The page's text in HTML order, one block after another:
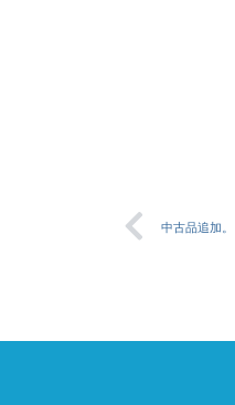
中古品追加。